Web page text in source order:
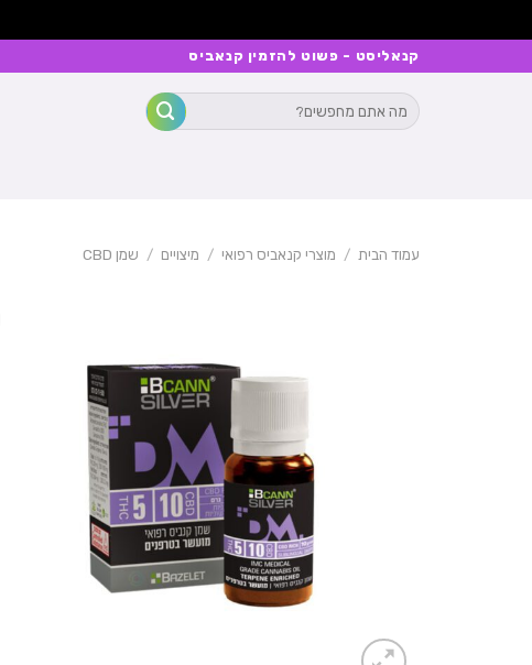
קנאליסט - פשוט להזמין קנאביס
חיפוש
עבור:
עמוד הבית / מוצרי קנאביס רפואי / מיצויים / שמן CBD